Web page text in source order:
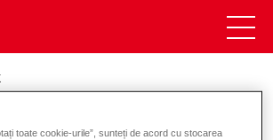
toate cookie-urile”, sunteți de acord cu stocarea